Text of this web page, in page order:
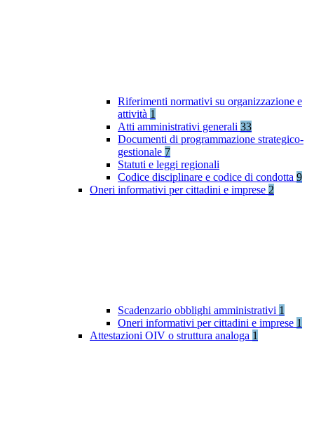
Riferimenti normativi su organizzazione e
attività 1
Atti amministrativi generali 33
Documenti di programmazione strategico-
gestionale 7
Statuti e leggi regionali
Codice disciplinare e codice di condotta 9
Oneri informativi per cittadini e imprese 2
Scadenzario obblighi amministrativi 1
Oneri informativi per cittadini e imprese 1
Attestazioni OIV o struttura analoga 1